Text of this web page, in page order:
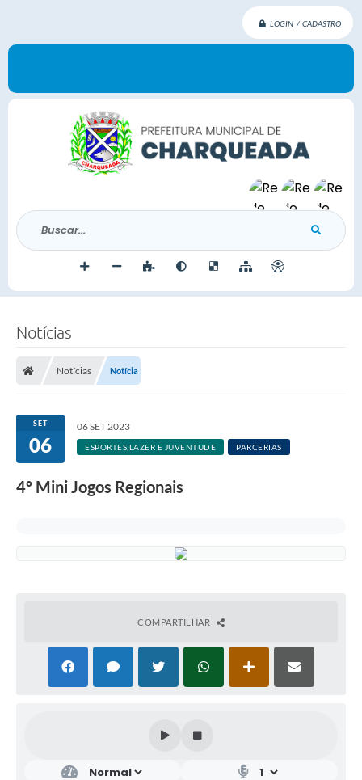
LOGIN / CADASTRO
Buscar...
Notícias
Notícias Notícia
SET
06
06 SET 2023
ESPORTES,LAZER E JUVENTUDE PARCERIAS
4º Mini Jogos Regionais
COMPARTILHAR